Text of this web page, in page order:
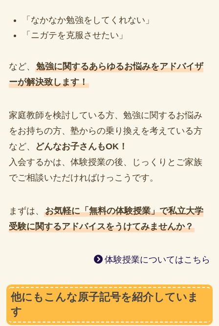
「なかなか勉強をしてくれない」
「ニガテを克服させたい」
など、 勉強に関するあらゆるお悩みをアドバイザ
ーが解決致します！
家庭教師を検討している方、勉強に関するお悩み
をお持ちの方、塾からの乗り換えを考えている方
など、
どんなお子さんもOK！
入会するかは、体験授業の後、じっくりとご家族
でご相談いただければけっこうです。
まずは、 お気軽に「無料の体験授業」で私立大学
受験に関するアドバイスをうけてみませんか？
体験授業についてはこちら
他にもこんな原子記号を紹介していま
す